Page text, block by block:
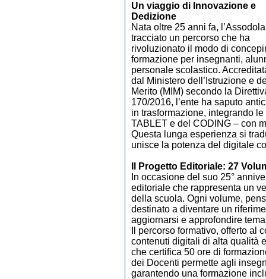
Un viaggio di Innovazione e
Dedizione
Nata oltre 25 anni fa,
tracciato un percorso che ha
rivoluzionato il modo di
formazione per insegnanti,
personale scolastico.
dal Ministero dell’Istruzione e
Merito (MIM) secondo la
170/2016, l’ente ha saputo
in trasformazione, integrando
TABLET e del CODING – con
Questa lunga esperienza si
unisce la potenza del digitale
Il Progetto Editoriale: 27
In occasione del suo 25°
editoriale che rappresenta un
della scuola. Ogni volume,
destinato a diventare un
aggiornarsi e approfondire
Il percorso formativo, offerto al
contenuti digitali di alta qualità
che certifica 50 ore di
dei Docenti permette agli
garantendo una formazione